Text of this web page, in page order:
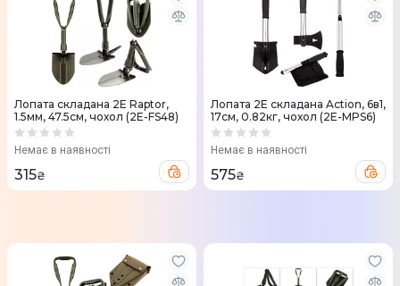
Лопата складана 2E Raptor,
1.5мм, 47.5см, чохол (2E-FS48)
Немає в наявності
315₴
Лопата 2E складана Action, 6в1,
17см, 0.82кг, чохол (2E-MPS6)
Немає в наявності
575₴